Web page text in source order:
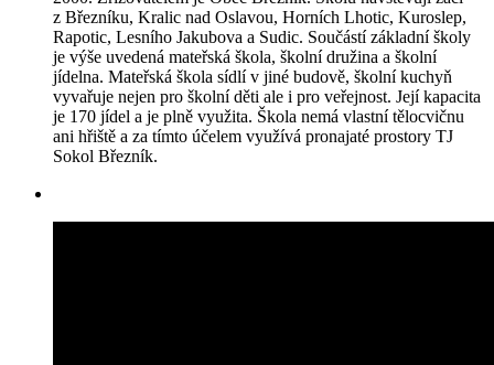
z Březníku, Kralic nad Oslavou, Horních Lhotic, Kuroslep,
Rapotic, Lesního Jakubova a Sudic. Součástí základní školy
je výše uvedená mateřská škola, školní družina a školní
jídelna. Mateřská škola sídlí v jiné budově, školní kuchyň
vyvařuje nejen pro školní děti ale i pro veřejnost. Její kapacita
je 170 jídel a je plně využita. Škola nemá vlastní tělocvičnu
ani hřiště a za tímto účelem využívá pronajaté prostory TJ
Sokol Březník.